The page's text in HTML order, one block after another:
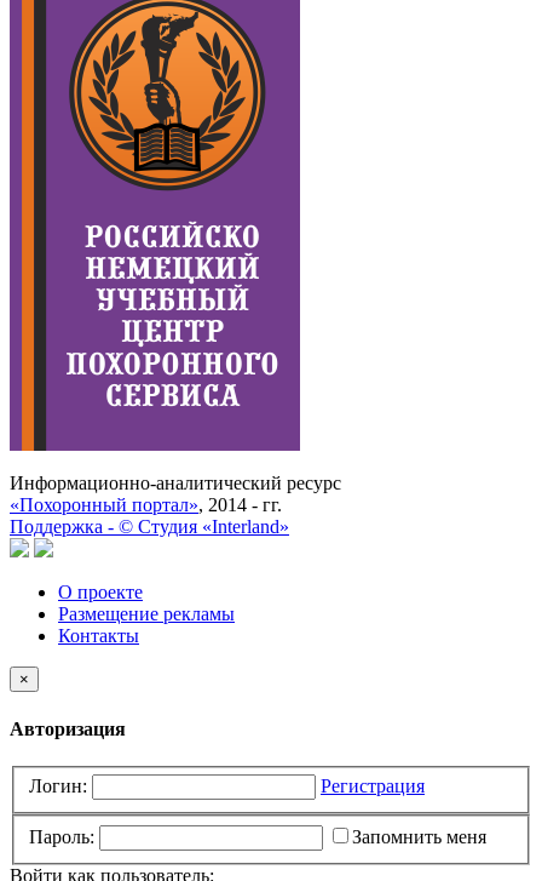
Информационно-аналитический ресурс
«Похоронный портал», 2014 - гг.
Поддержка - © Cтудия «Interland»
О проекте
Размещение рекламы
Контакты
×
Авторизация
Логин: Регистрация
Пароль:
Запомнить меня
Войти как пользователь: